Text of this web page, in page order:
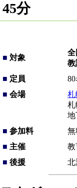
45分
■ 対象
全
教
■ 定員
■ 会場
札
地
■ 参加料
無
■ 主催
教
■ 後援 北